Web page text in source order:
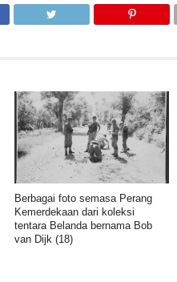
Berbagai foto semasa Perang
Kemerdekaan dari koleksi
tentara Belanda bernama Bob
van Dijk (18)